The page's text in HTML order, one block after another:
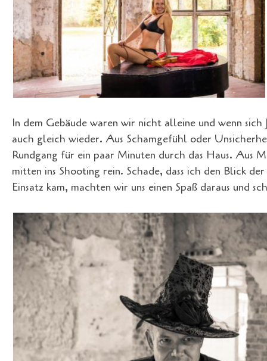
In dem Gebäude waren wir nicht alleine und wenn
auch gleich wieder. Aus Schamgefühl oder
Rundgang für ein paar Minuten durch das Haus. Aus
mitten ins Shooting rein. Schade, dass ich den Blick
Einsatz kam, machten wir uns einen Spaß daraus und